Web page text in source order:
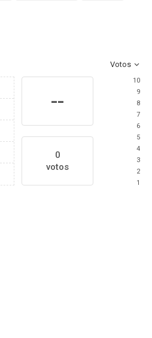
Votos
--
0
votos
10
9
8
7
6
5
4
3
2
1